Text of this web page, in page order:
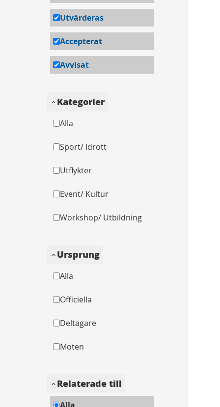
Utvärderas
Accepterat
Avvisat
Kategorier
Alla
Sport/ Idrott
Utflykter
Event/ Kultur
Workshop/ Utbildning
Ursprung
Alla
Officiella
Deltagare
Möten
Relaterade till